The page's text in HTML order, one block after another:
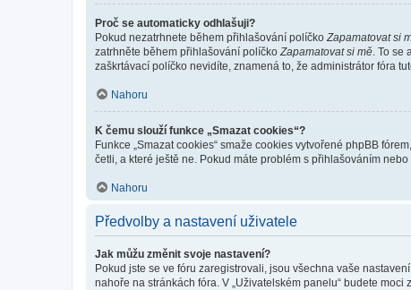
Proč se automaticky odhlašuji?
Pokud nezatrhnete během přihlašování políčko Zapamatovat si
zatrhněte během přihlašování políčko Zapamatovat si mě . To
zaškrtávací políčko nevidíte, znamená to, že administrátor fóra
Nahoru
K čemu slouží funkce „Smazat cookies“?
Funkce „Smazat cookies“ smaže cookies vytvořené phpBB
četli, a které ještě ne. Pokud máte problém s přihlašováním
Nahoru
Předvolby a nastavení uživatele
Jak můžu změnit svoje nastavení?
Pokud jste se ve fóru zaregistrovali, jsou všechna vaše
nahoře na stránkách fóra. V „Uživatelském panelu“ budete